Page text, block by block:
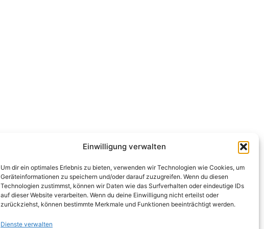
Einwilligung verwalten
Um dir ein optimales Erlebnis zu bieten, verwenden wir Technologien wie Cookies, um
Geräteinformationen zu speichern und/oder darauf zuzugreifen. Wenn du diesen
Technologien zustimmst, können wir Daten wie das Surfverhalten oder eindeutige IDs
auf dieser Website verarbeiten. Wenn du deine Einwilligung nicht erteilst oder
zurückziehst, können bestimmte Merkmale und Funktionen beeinträchtigt werden.
Dienste verwalten